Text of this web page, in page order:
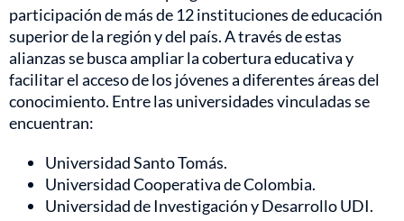
participación de más de 12 instituciones de educación
superior de la región y del país. A través de estas
alianzas se busca ampliar la cobertura educativa y
facilitar el acceso de los jóvenes a diferentes áreas del
conocimiento. Entre las universidades vinculadas se
encuentran:
Universidad Santo Tomás.
Universidad Cooperativa de Colombia.
Universidad de Investigación y Desarrollo UDI.